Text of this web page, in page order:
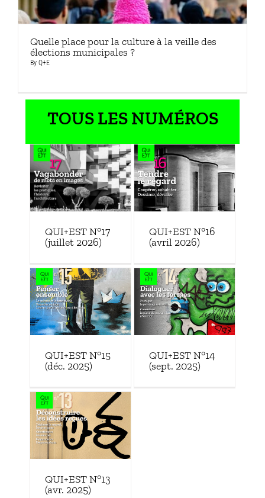
Quelle place pour la culture à la veille des
élections municipales ?
By Q+E
TOUS LES NUMÉROS
QUI+EST N°17
(juillet 2026)
QUI+EST N°16
(avril 2026)
QUI+EST N°15
(déc. 2025)
QUI+EST N°14
(sept. 2025)
QUI+EST N°13
(avr. 2025)